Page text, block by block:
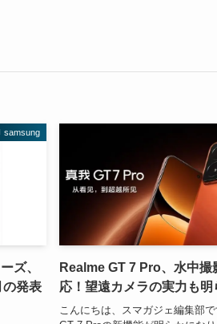
samsung
ズ、
の発表
Realme GT 7 Pro、水中撮
応！望遠カメラの実力も明
こんにちは、スマガジェ編集部